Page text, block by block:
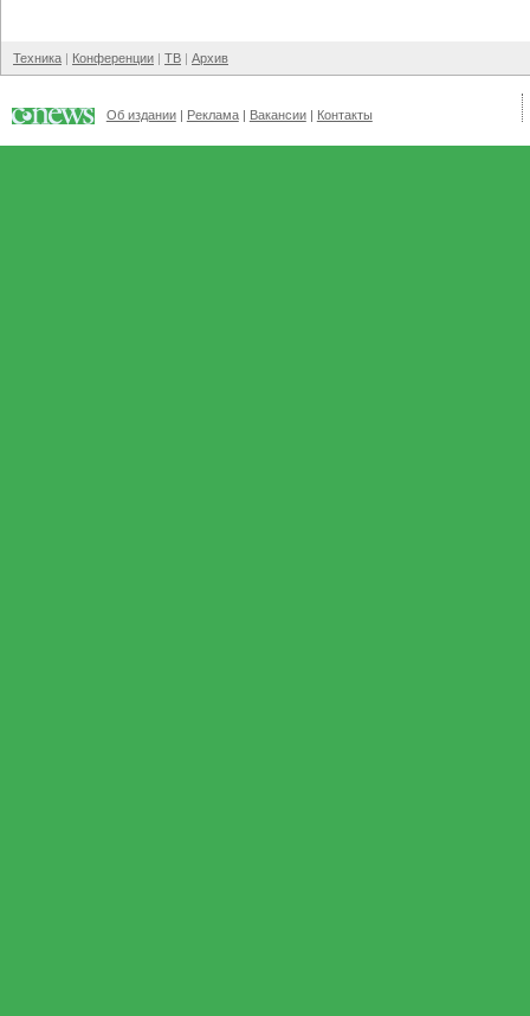
Техника Конференции ТВ Архив
Об издании Реклама Вакансии Контакты